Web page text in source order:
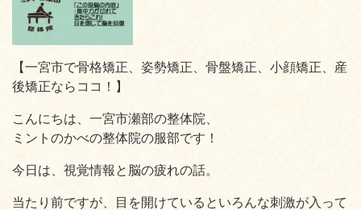
【一宮市で骨格矯正、姿勢矯正、骨盤矯正、小顔矯正、産
後矯正ならココ！】
こんにちは、一宮市瀬部の整体院、
ミントのかべの整体院の服部です！
今日は、視覚情報と脳の疲れの話。
当たり前ですが、目を開けているといろんな刺激が入って